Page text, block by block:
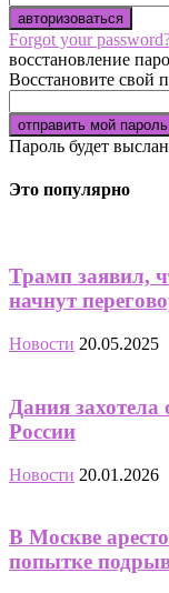
Forgot your
восстановление
Восстановите свой
Пароль будет
Это популярно
Трамп заявил,
начнут
Новости 20.05.2025
Дания захотела
России
Новости 20.01.2026
В Москве
попытке